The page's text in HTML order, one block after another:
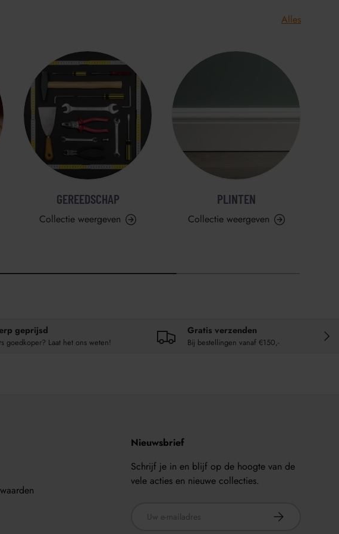
Alles
GEREEDSCHAP
Collectie weergeven
PLINTEN
Collectie weergeven
geprijsd
goedkoper? Laat het ons weten!
Gratis verzenden
Bij bestellingen vanaf €150,-
Nieuwsbrief
Schrijf je in en blijf op de hoogte van de
vele acties en nieuwe collecties.
ABONNEER